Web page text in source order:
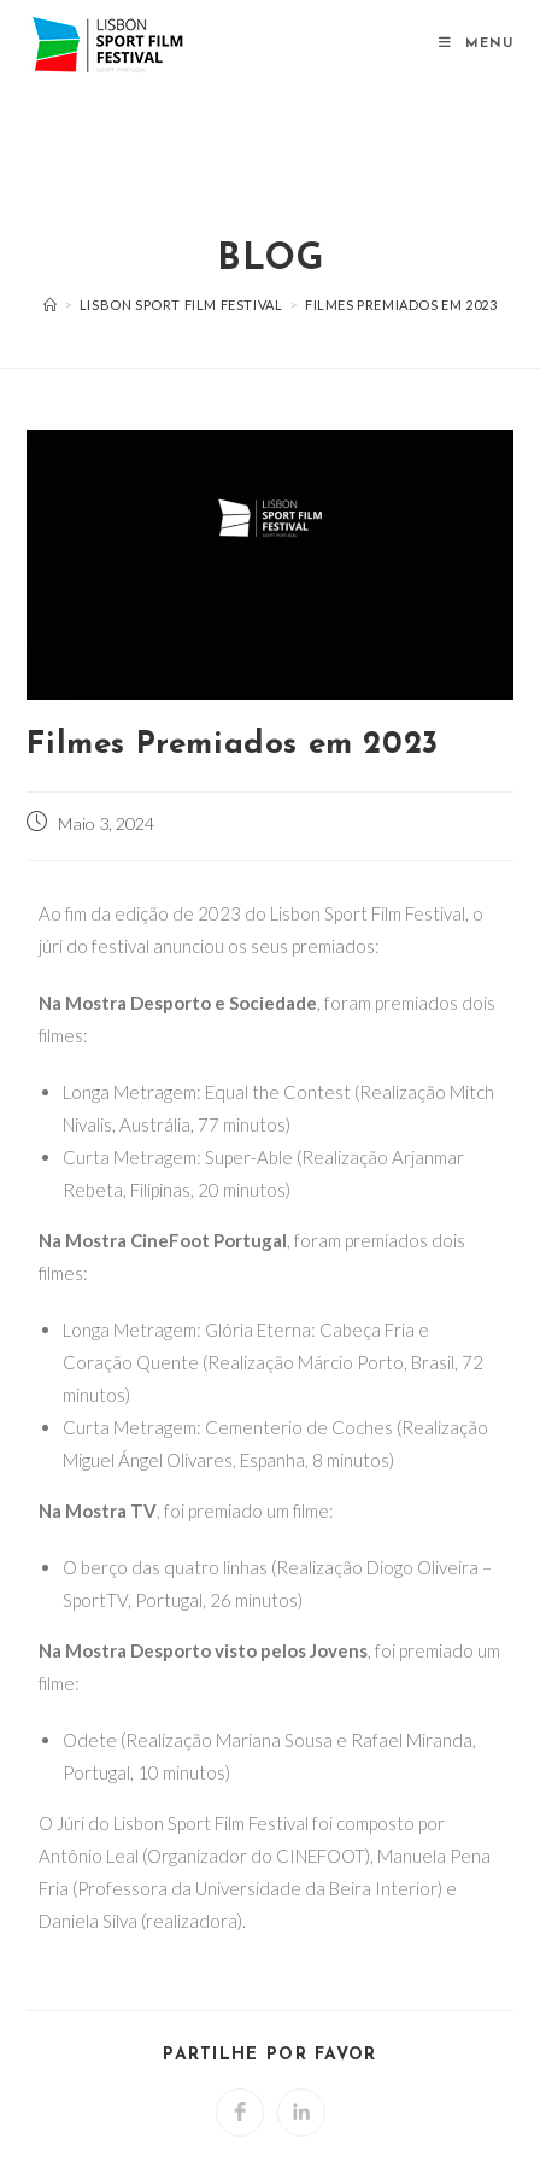
MENU
BLOG
> LISBON SPORT FILM FESTIVAL > FILMES PREMIADOS EM 2023
Filmes Premiados em 2023
Maio 3, 2024
Ao fim da edição de 2023 do Lisbon Sport Film Festival, o
júri do festival anunciou os seus premiados:
Na Mostra Desporto e Sociedade, foram premiados dois
filmes:
Longa Metragem: Equal the Contest (Realização Mitch
Nivalis, Austrália, 77 minutos)
Curta Metragem: Super-Able (Realização Arjanmar
Rebeta, Filipinas, 20 minutos)
Na Mostra CineFoot Portugal, foram premiados dois
filmes:
Longa Metragem: Glória Eterna: Cabeça Fria e
Coração Quente (Realização Márcio Porto, Brasil, 72
minutos)
Curta Metragem: Cementerio de Coches (Realização
Miguel Ángel Olivares, Espanha, 8 minutos)
Na Mostra TV, foi premiado um filme:
O berço das quatro linhas (Realização Diogo Oliveira –
SportTV, Portugal, 26 minutos)
Na Mostra Desporto visto pelos Jovens, foi premiado um
filme:
Odete (Realização Mariana Sousa e Rafael Miranda,
Portugal, 10 minutos)
O Júri do Lisbon Sport Film Festival foi composto por
Antônio Leal (Organizador do CINEFOOT), Manuela Pena
Fria (Professora da Universidade da Beira Interior) e
Daniela Silva (realizadora).
PARTILHE POR FAVOR